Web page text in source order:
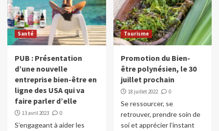
Santé
PUB : Présentation
d’une nouvelle
entreprise bien-être en
ligne des USA qui va
faire parler d’elle
13 avril 2023 0
S’engageant à aider les
Tourisme
Promotion du Bien-
être polynésien, le 30
juillet prochain
18 juillet 2022 0
Se ressourcer, se
retrouver, prendre soin de
soi et apprécier l’instant